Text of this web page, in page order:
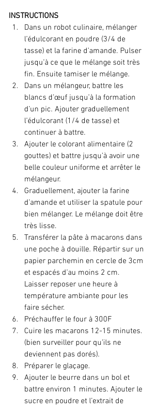
INSTRUCTIONS
Dans un robot culinaire, mélanger
l’édulcorant en poudre (3/4 de
tasse) et la farine d’amande. Pulser
jusqu’à ce que le mélange soit très
fin. Ensuite tamiser le mélange.
Dans un mélangeur, battre les
blancs d’œuf jusqu’à la formation
d’un pic. Ajouter graduellement
l’édulcorant (1/4 de tasse) et
continuer à battre.
Ajouter le colorant alimentaire (2
gouttes) et battre jusqu’à avoir une
belle couleur uniforme et arrêter le
mélangeur.
Graduellement, ajouter la farine
d’amande et utiliser la spatule pour
bien mélanger. Le mélange doit être
très lisse.
Transférer la pâte à macarons dans
une poche à douille. Répartir sur un
papier parchemin en cercle de 3cm
et espacés d’au moins 2 cm.
Laisser reposer une heure à
température ambiante pour les
faire sécher.
Préchauffer le four à 300F
Cuire les macarons 12-15 minutes.
(bien surveiller pour qu’ils ne
deviennent pas dorés).
Préparer le glaçage.
Ajouter le beurre dans un bol et
battre environ 1 minutes. Ajouter le
sucre en poudre et l’extrait de